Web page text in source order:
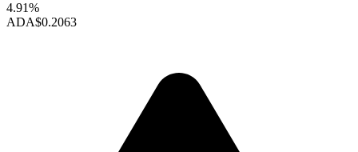
4.91%
ADA$0.2063